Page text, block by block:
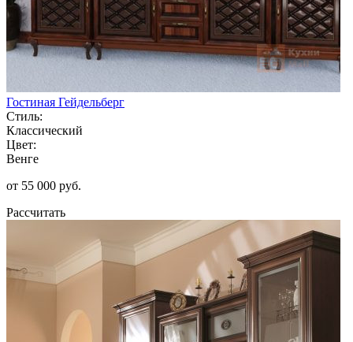
Гостиная Гейдельберг
Стиль:
Классический
Цвет:
Венге
от 55 000 руб.
Рассчитать